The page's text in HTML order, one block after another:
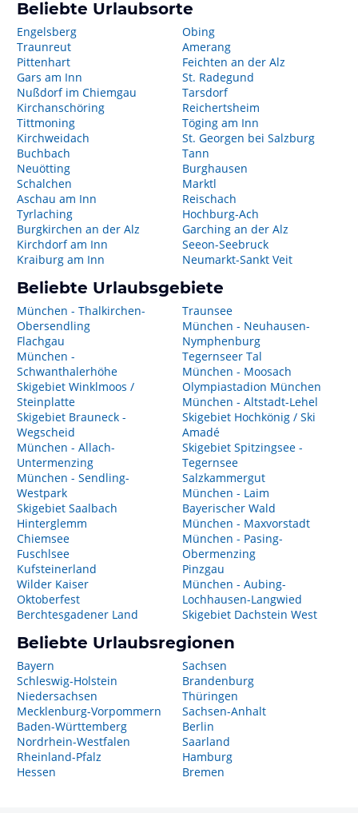
Beliebte Urlaubsorte
Engelsberg
Traunreut
Pittenhart
Gars am Inn
Nußdorf im Chiemgau
Kirchanschöring
Tittmoning
Kirchweidach
Buchbach
Neuötting
Schalchen
Aschau am Inn
Tyrlaching
Burgkirchen an der Alz
Kirchdorf am Inn
Kraiburg am Inn
Obing
Amerang
Feichten an der Alz
St. Radegund
Tarsdorf
Reichertsheim
Töging am Inn
St. Georgen bei Salzburg
Tann
Burghausen
Marktl
Reischach
Hochburg-Ach
Garching an der Alz
Seeon-Seebruck
Neumarkt-Sankt Veit
Beliebte Urlaubsgebiete
München - Thalkirchen-
Obersendling
Flachgau
München -
Schwanthalerhöhe
Skigebiet Winklmoos /
Steinplatte
Skigebiet Brauneck -
Wegscheid
München - Allach-
Untermenzing
München - Sendling-
Westpark
Skigebiet Saalbach
Hinterglemm
Chiemsee
Fuschlsee
Kufsteinerland
Wilder Kaiser
Oktoberfest
Berchtesgadener Land
Traunsee
München - Neuhausen-
Nymphenburg
Tegernseer Tal
München - Moosach
Olympiastadion München
München - Altstadt-Lehel
Skigebiet Hochkönig / Ski
Amadé
Skigebiet Spitzingsee -
Tegernsee
Salzkammergut
München - Laim
Bayerischer Wald
München - Maxvorstadt
München - Pasing-
Obermenzing
Pinzgau
München - Aubing-
Lochhausen-Langwied
Skigebiet Dachstein West
Beliebte Urlaubsregionen
Bayern
Schleswig-Holstein
Niedersachsen
Mecklenburg-Vorpommern
Baden-Württemberg
Nordrhein-Westfalen
Rheinland-Pfalz
Hessen
Sachsen
Brandenburg
Thüringen
Sachsen-Anhalt
Berlin
Saarland
Hamburg
Bremen